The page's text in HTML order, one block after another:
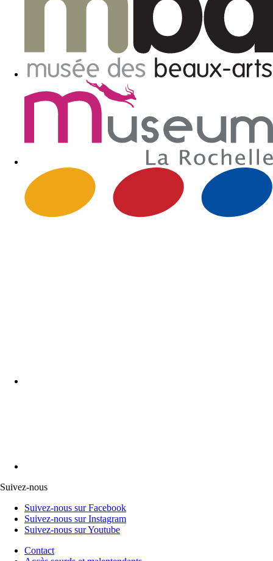
Suivez-nous
Suivez-nous sur Facebook
Suivez-nous sur Instagram
Suivez-nous sur Youtube
Contact